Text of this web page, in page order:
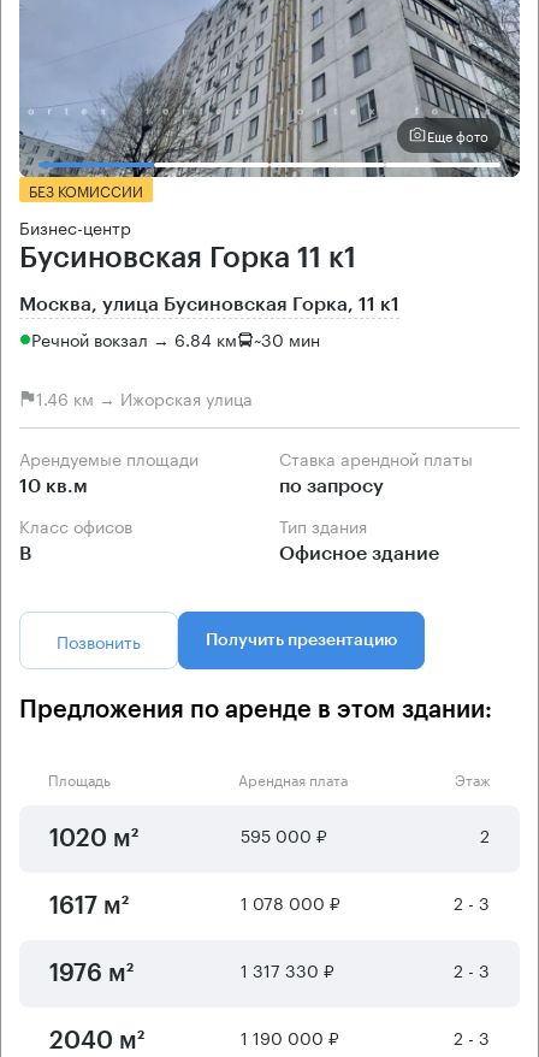
Еще фото
БЕЗ КОМИССИИ
Бизнес-центр
Бусиновская Горка 11 к1
Москва, улица Бусиновская Горка, 11 к1
Речной вокзал → 6.84 км ~30 мин
1.46 км → Ижорская улица
Арендуемые площади
10 кв.м
Ставка арендной платы
по запросу
Класс офисов
B
Тип здания
Офисное здание
Позвонить Получить презентацию
Предложения по аренде в этом здании:
Площадь Арендная плата Этаж
1020 м² 595 000 ₽ 2
1617 м² 1 078 000 ₽ 2 - 3
1976 м² 1 317 330 ₽ 2 - 3
2040 м² 1 190 000 ₽ 2 - 3